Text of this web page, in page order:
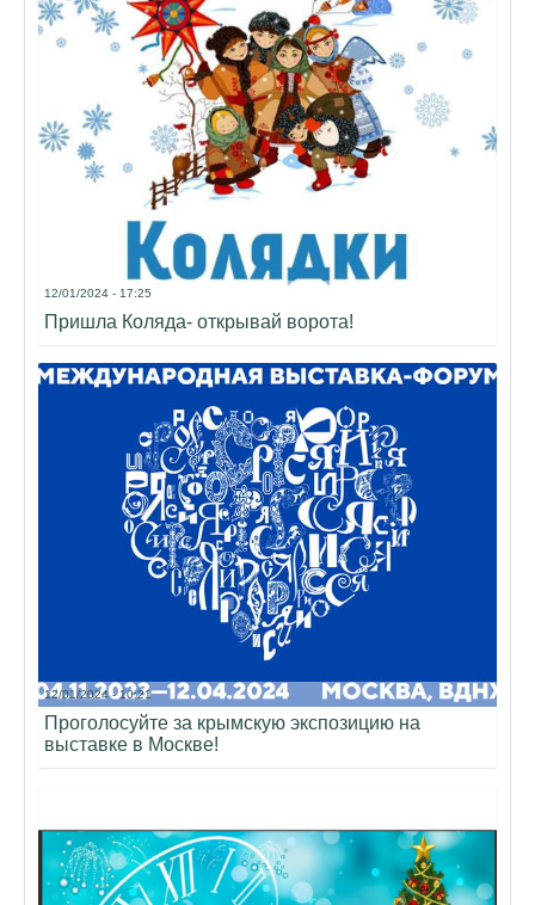
12/01/2024 - 17:25
Пришла Коляда- открывай ворота!
12/01/2024 - 10:21
Проголосуйте за крымскую экспозицию на
выставке в Москве!